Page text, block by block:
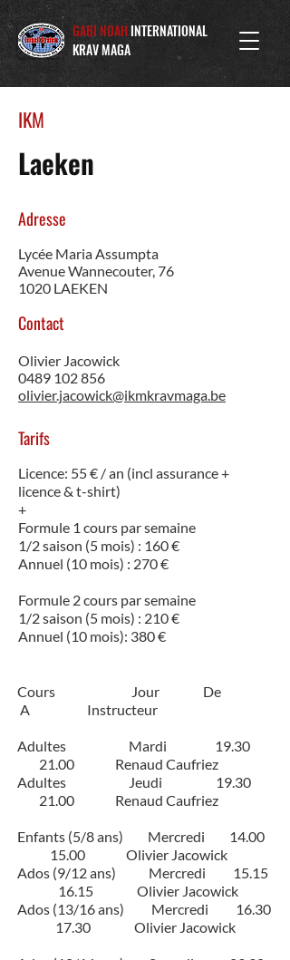
GABI NOAHINTERNATIONAL
KRAV MAGA
IKM
Laeken
Adresse
Lycée Maria Assumpta
Avenue Wannecouter, 76
1020 LAEKEN
Contact
Olivier Jacowick
0489 102 856
olivier.jacowick@ikmkravmaga.be
Tarifs
Licence: 55 € / an (incl assurance +
licence & t-shirt)
+
Formule 1 cours par semaine
1/2 saison (5 mois) : 160 €
Annuel (10 mois) : 270 €
Formule 2 cours par semaine
1/2 saison (5 mois) : 210 €
Annuel (10 mois): 380 €
Cours Jour De
A Instructeur
Adultes Mardi 19.30
21.00 Renaud Caufriez
Adultes Jeudi 19.30
21.00 Renaud Caufriez
Enfants (5/8 ans) Mercredi 14.00
15.00 Olivier Jacowick
Ados (9/12 ans) Mercredi 15.15
16.15 Olivier Jacowick
Ados (13/16 ans) Mercredi 16.30
17.30 Olivier Jacowick